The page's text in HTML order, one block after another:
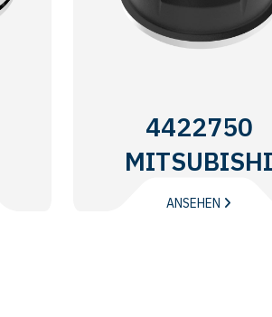
4422750
MITSUBISHI
ANSEHEN